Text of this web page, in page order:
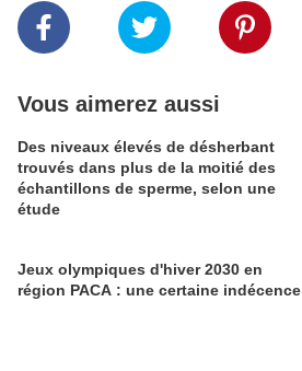
Vous aimerez aussi
Des niveaux élevés de désherbant
trouvés dans plus de la moitié des
échantillons de sperme, selon une
étude
Jeux olympiques d'hiver 2030 en
région PACA : une certaine indécence